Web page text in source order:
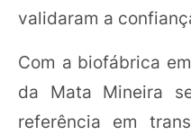
validaram a
Com a biofábrica
da Mata Mineira
referência em